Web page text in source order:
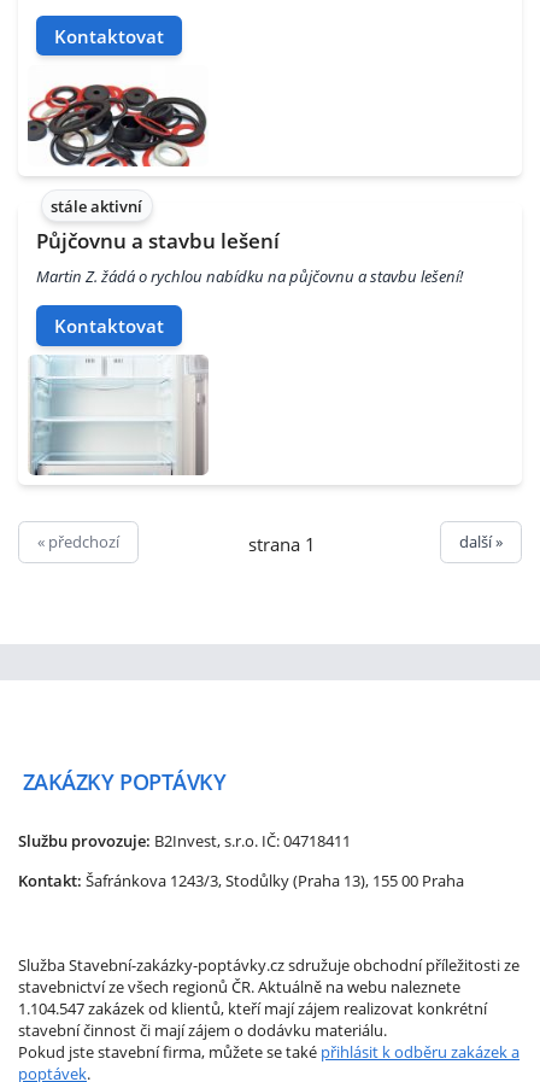
Kontaktovat
stále aktivní
Půjčovnu a stavbu lešení
Martin Z. žádá o rychlou nabídku na půjčovnu a stavbu lešení!
Kontaktovat
« předchozí strana 1 další »
ZAKÁZKY POPTÁVKY
Službu provozuje: B2Invest, s.r.o. IČ: 04718411
Kontakt: Šafránkova 1243/3, Stodůlky (Praha 13), 155 00 Praha
Služba Stavební-zakázky-poptávky.cz sdružuje obchodní příležitosti ze
stavebnictví ze všech regionů ČR. Aktuálně na webu naleznete
1.104.547 zakázek od klientů, kteří mají zájem realizovat konkrétní
stavební činnost či mají zájem o dodávku materiálu.
Pokud jste stavební firma, můžete se také přihlásit k odběru zakázek a
poptávek.